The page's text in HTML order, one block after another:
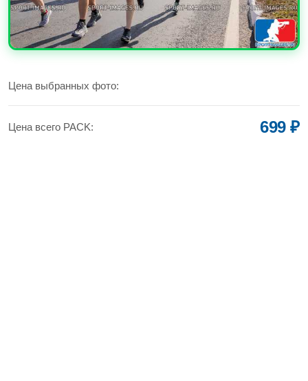
Цена выбранных фото:
Цена всего PACK: 699 ₽